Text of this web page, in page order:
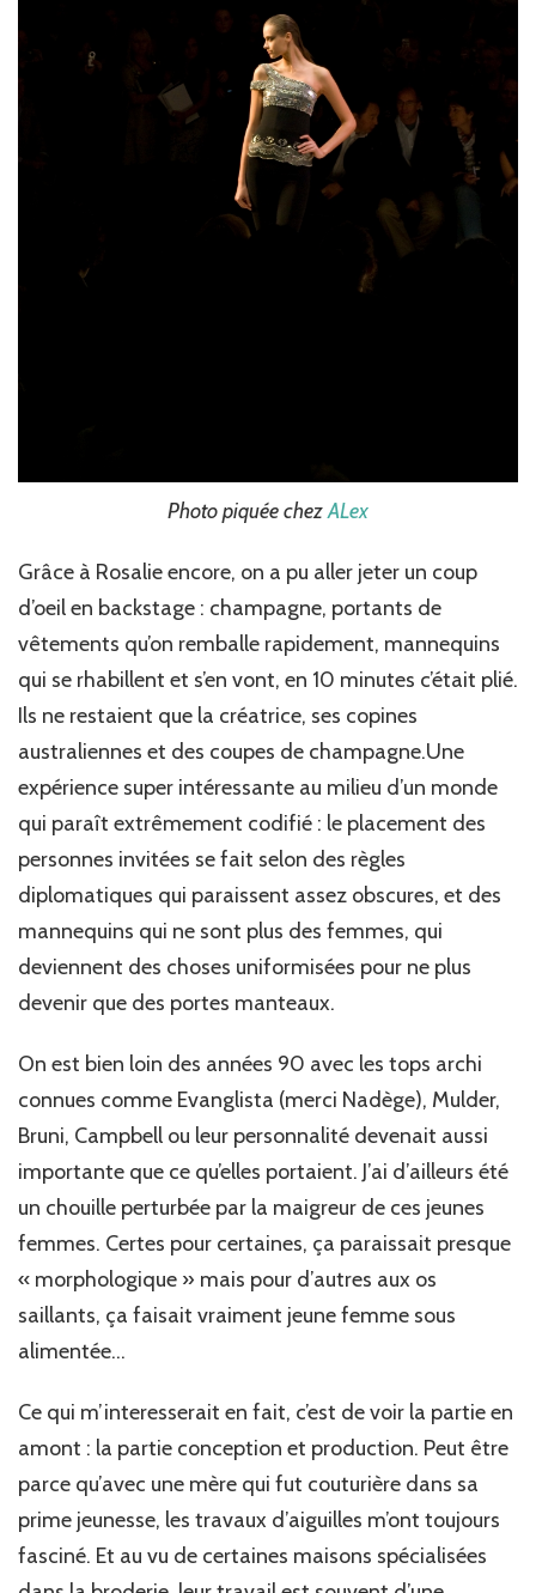
Photo piquée chezALex
Grâce à Rosalie encore, on a pu aller jeter un coup
d’oeil en backstage : champagne, portants de
vêtements qu’on remballe rapidement, mannequins
qui se rhabillent et s’en vont, en 10 minutes c’était plié.
Ils ne restaient que la créatrice, ses copines
australiennes et des coupes de champagne.Une
expérience super intéressante au milieu d’un monde
qui paraît extrêmement codifié : le placement des
personnes invitées se fait selon des règles
diplomatiques qui paraissent assez obscures, et des
mannequins qui ne sont plus des femmes, qui
deviennent des choses uniformisées pour ne plus
devenir que des portes manteaux.
On est bien loin des années 90 avec les tops archi
connues comme Evanglista (merci Nadège), Mulder,
Bruni, Campbell ou leur personnalité devenait aussi
importante que ce qu’elles portaient. J’ai d’ailleurs été
un chouille perturbée par la maigreur de ces jeunes
femmes. Certes pour certaines, ça paraissait presque
« morphologique » mais pour d’autres aux os
saillants, ça faisait vraiment jeune femme sous
alimentée…
Ce qui m’interesserait en fait, c’est de voir la partie en
amont : la partie conception et production. Peut être
parce qu’avec une mère qui fut couturière dans sa
prime jeunesse, les travaux d’aiguilles m’ont toujours
fasciné. Et au vu de certaines maisons spécialisées